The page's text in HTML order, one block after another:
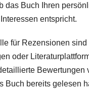
das Buch Ihren
entspricht.
für Rezensionen sind
oder
Bewertungen
Buch bereits gelesen